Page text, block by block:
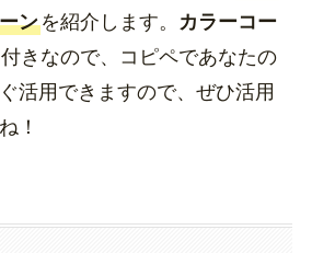
ンを紹介します。
カラーコー
付きなので、コピペであなたの
活用できますので、ぜひ活用
！